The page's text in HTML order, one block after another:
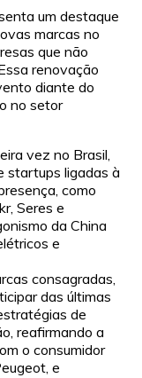
um destaque
marcas no
que não
renovação
diante do
no setor
vez no Brasil,
startups ligadas à
como
Seres e
da China
e
consagradas,
das últimas
de
reafirmando a
o consumidor
e